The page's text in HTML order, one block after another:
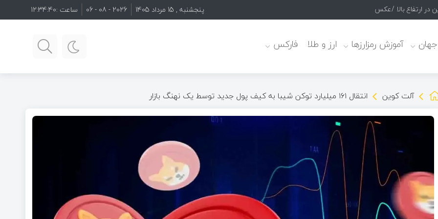
در ارتفاع بالا /عکس پنجشنبه , 15 مرداد 1405 2026 - 08 - 06 ساعت :12:34:41
جهان آموزش رمزارزها ارز و طلا فارکس
آلت کوین انتقال ۱۶۱ میلیارد توکن شیبا به کیف‌ پول جدید توسط یک نهنگ بازار